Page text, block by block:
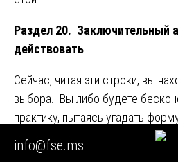
Раздел 20. Заключительный
действовать
Сейчас, читая эти строки, вы
выбора. Вы либо будете
практику, пытаясь угадать
доверите это профессионалам,
тысячах дел. Мы предлагаем
info@fse.ms